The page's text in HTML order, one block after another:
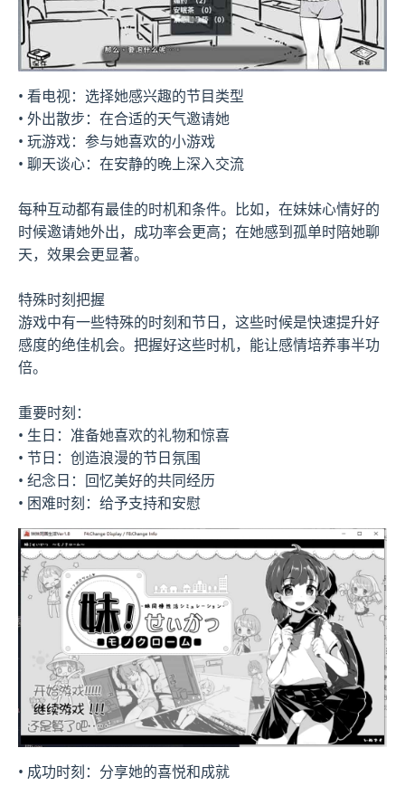
• 看电视：选择她感兴趣的节目类型
• 外出散步：在合适的天气邀请她
• 玩游戏：参与她喜欢的小游戏
• 聊天谈心：在安静的晚上深入交流
每种互动都有最佳的时机和条件。比如，在妹妹心情好的
时候邀请她外出，成功率会更高；在她感到孤单时陪她聊
天，效果会更显著。
特殊时刻把握
游戏中有一些特殊的时刻和节日，这些时候是快速提升好
感度的绝佳机会。把握好这些时机，能让感情培养事半功
倍。
重要时刻：
• 生日：准备她喜欢的礼物和惊喜
• 节日：创造浪漫的节日氛围
• 纪念日：回忆美好的共同经历
• 困难时刻：给予支持和安慰
• 成功时刻：分享她的喜悦和成就